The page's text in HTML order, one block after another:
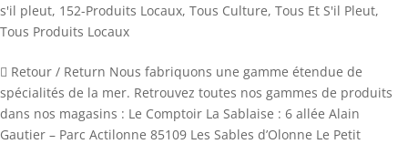
s'il pleut, 152-Produits Locaux, Tous Culture, Tous Et S'il Pleut,
Tous Produits Locaux
 Retour / Return Nous fabriquons une gamme étendue de
spécialités de la mer. Retrouvez toutes nos gammes de produits
dans nos magasins : Le Comptoir La Sablaise : 6 allée Alain
Gautier – Parc Actilonne 85109 Les Sables d’Olonne Le Petit